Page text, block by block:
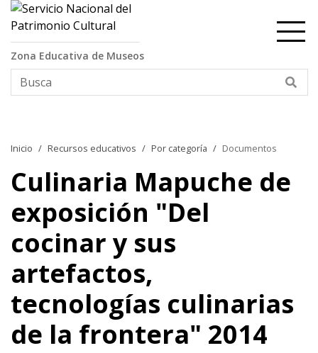
Contenido principal
Zona Educativa de Museos
Inicio Recursos educativos Por categoría Documentos
Culinaria Mapuche de
exposición "Del
cocinar y sus
artefactos,
tecnologías culinarias
de la frontera" 2014